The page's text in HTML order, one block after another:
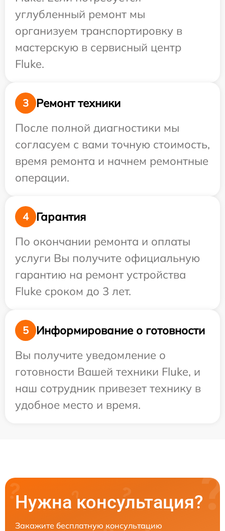
углубленный ремонт мы
организуем транспортировку в
мастерскую в сервисный центр
Fluke.
3
Ремонт техники
После полной диагностики мы
согласуем с вами точную стоимость,
время ремонта и начнем ремонтные
операции.
4
Гарантия
По окончании ремонта и оплаты
услуги Вы получите официальную
гарантию на ремонт устройства
Fluke сроком до 3 лет.
5
Информирование о готовности
Вы получите уведомление о
готовности Вашей техники Fluke, и
наш сотрудник привезет технику в
удобное место и время.
Нужна консультация?
Закажите бесплатную консультацию